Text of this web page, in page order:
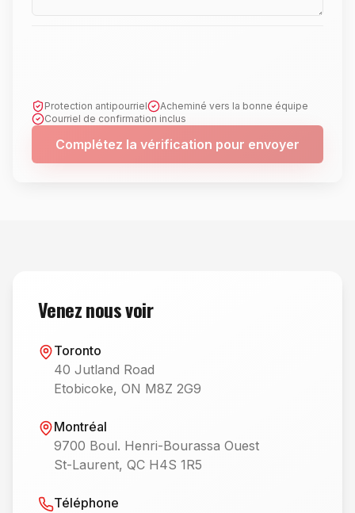
Protection antipourriel
Acheminé vers la bonne équipe
Courriel de confirmation inclus
Complétez la vérification pour envoyer
Venez nous voir
Toronto
40 Jutland Road
Etobicoke, ON M8Z 2G9
Montréal
9700 Boul. Henri-Bourassa Ouest
St-Laurent, QC H4S 1R5
Téléphone